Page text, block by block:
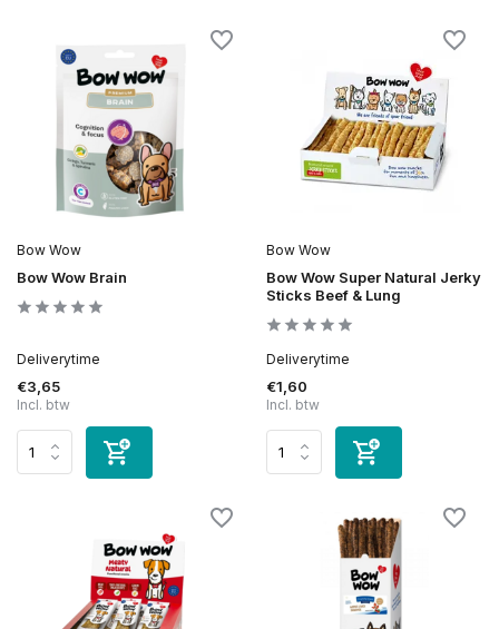
Bow Wow
Bow Wow Brain
Deliverytime
€3,65
Incl. btw
Bow Wow
Bow Wow Super Natural Jerky
Sticks Beef & Lung
Deliverytime
€1,60
Incl. btw